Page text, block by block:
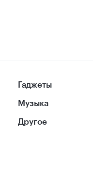
Гаджеты
Музыка
Другое